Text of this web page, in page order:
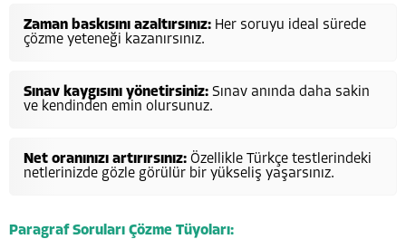
Zaman baskısını azaltırsınız: Her soruyu ideal sürede
çözme yeteneği kazanırsınız.
Sınav kaygısını yönetirsiniz: Sınav anında daha sakin
ve kendinden emin olursunuz.
Net oranınızı artırırsınız: Özellikle Türkçe testlerindeki
netlerinizde gözle görülür bir yükseliş yaşarsınız.
Paragraf Soruları Çözme Tüyoları: